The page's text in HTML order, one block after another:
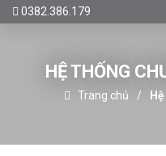
0382.386.179
HỆ THỐNG
Trang chủ